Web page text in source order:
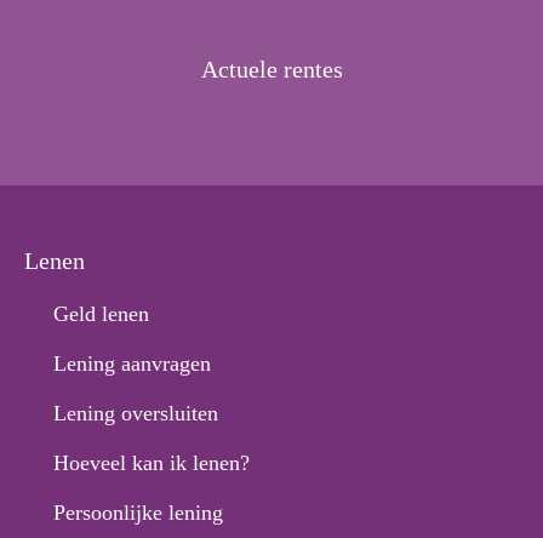
Actuele rentes
Lenen
Geld lenen
Lening aanvragen
Lening oversluiten
Hoeveel kan ik lenen?
Persoonlijke lening